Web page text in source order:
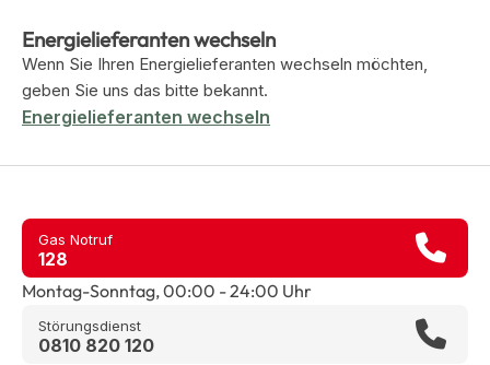
Energielieferanten wechseln
Wenn Sie Ihren Energielieferanten wechseln möchten,
geben Sie uns das bitte bekannt.
Energielieferanten wechseln
Gas Notruf
128
Montag-Sonntag, 00:00 - 24:00 Uhr
Störungsdienst
0810 820 120